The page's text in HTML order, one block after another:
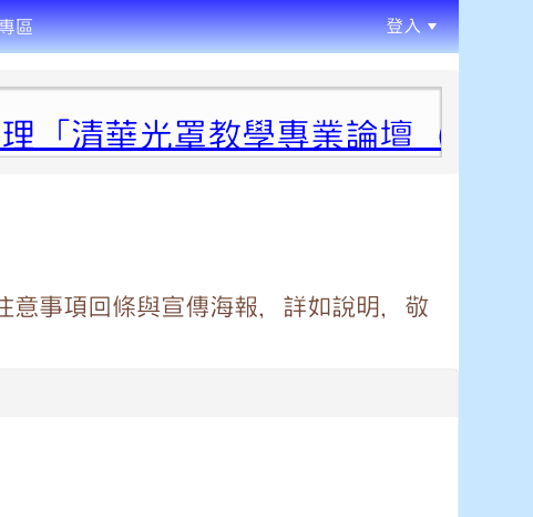
區 登入
清華光罩教學專業論壇（六）
意事項回條與宣傳海報，詳如說明，敬